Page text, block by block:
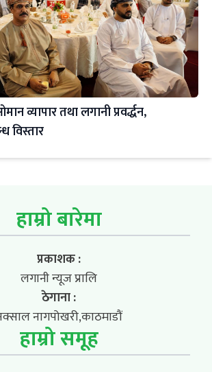
व्यापार तथा लगानी प्रवर्द्धन,
विस्तार
हाम्रो बारेमा
प्रकाशक :
लगानी न्यूज प्रालि
ठेगाना :
नागपोखरी,काठमाडौं
हाम्रो समूह